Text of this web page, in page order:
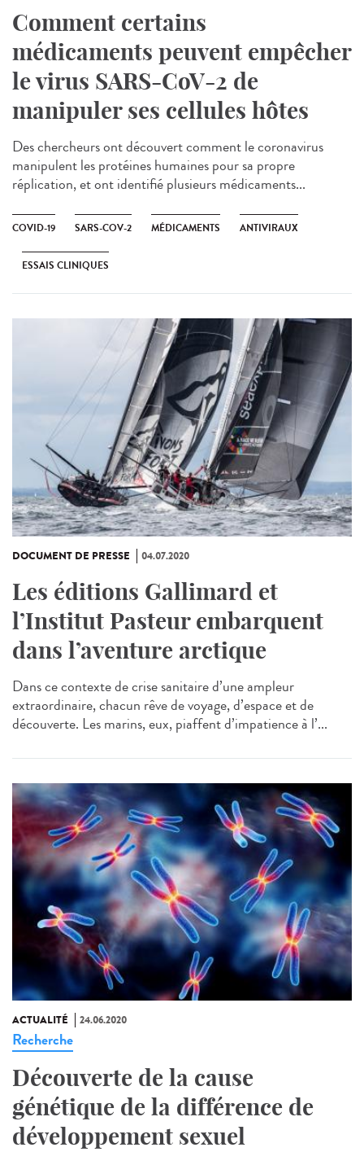
Comment certains
médicaments peuvent empêcher
le virus SARS-CoV-2 de
manipuler ses cellules hôtes
Des chercheurs ont découvert comment le coronavirus
manipulent les protéines humaines pour sa propre
réplication, et ont identifié plusieurs médicaments...
COVID-19 SARS-COV-2 MÉDICAMENTS ANTIVIRAUX
ESSAIS CLINIQUES
DOCUMENT DE PRESSE 04.07.2020
Les éditions Gallimard et
l’Institut Pasteur embarquent
dans l’aventure arctique
Dans ce contexte de crise sanitaire d’une ampleur
extraordinaire, chacun rêve de voyage, d’espace et de
découverte. Les marins, eux, piaffent d’impatience à l’...
ACTUALITÉ 24.06.2020
Recherche
Découverte de la cause
génétique de la différence de
développement sexuel